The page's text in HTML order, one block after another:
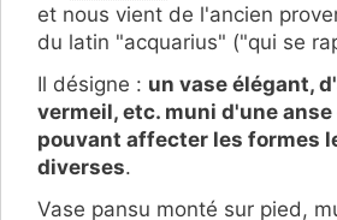
et nous vient de l'ancien
du latin "acquarius" ("qui se
Il désigne : un vase élégant,
vermeil, etc. muni d'une
pouvant affecter les formes
diverses.
Vase pansu monté sur pied,